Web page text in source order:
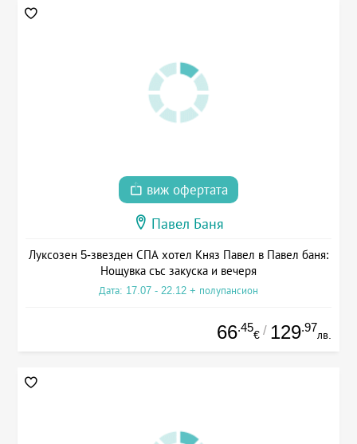
виж офертата
Павел Баня
Луксозен 5-звезден СПА хотел Княз Павел в Павел баня:
Нощувка със закуска и вечеря
Дата: 17.07 - 22.12 + полупансион
66.45
€ / 129.97
лв.